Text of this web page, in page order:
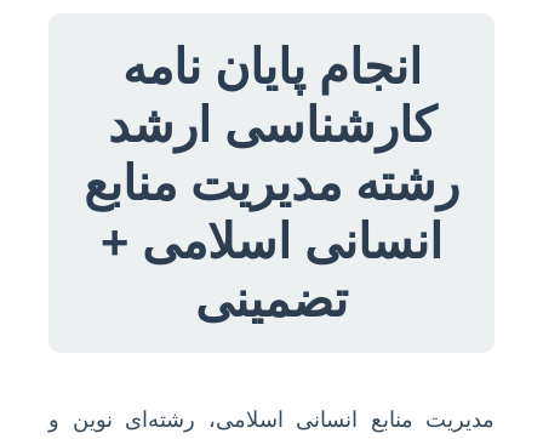
انجام پایان نامه
کارشناسی ارشد
رشته مدیریت منابع
انسانی اسلامی +
تضمینی
مدیریت منابع انسانی اسلامی، رشته‌ای نوین و